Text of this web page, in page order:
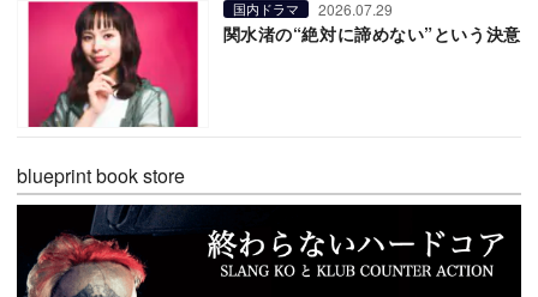
国内ドラマ 2026.07.29
関水渚の“絶対に諦めない”という決意
blueprint book store